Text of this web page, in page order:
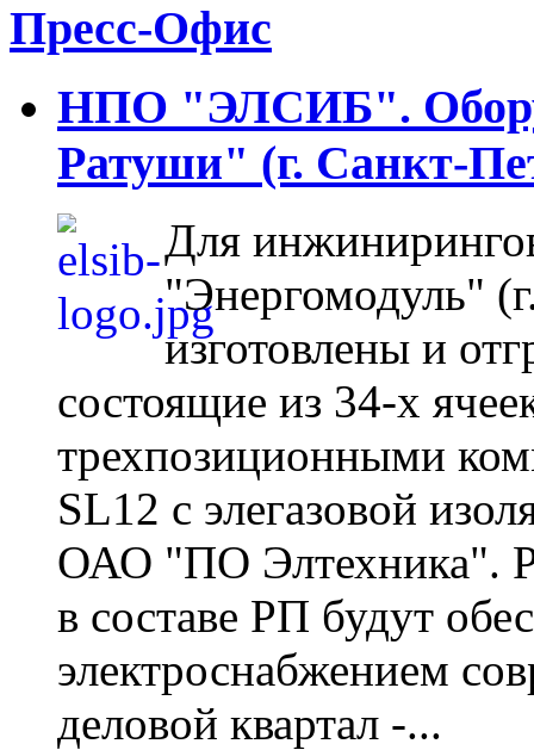
Пресс-Офис
НПО "ЭЛСИБ".
Ратуши" (г. Санкт-
Для
"Энергомодуль"
изготовлены и
состоящие из 34-х
трехпозиционными
SL12 с элегазовой
ОАО "ПО Элтехника".
в составе РП будут
электроснабжением
деловой квартал -...